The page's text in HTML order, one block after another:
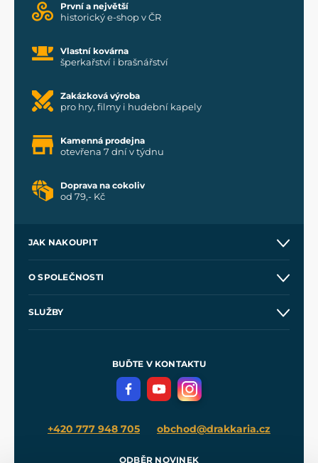
První a největší
historický e-shop v ČR
Vlastní kovárna
šperkařství i brašnářství
Zakázková výroba
pro hry, filmy i hudební kapely
Kamenná prodejna
otevřena 7 dní v týdnu
Doprava na cokoliv
od 79,- Kč
JAK NAKOUPIT
Velkoobchod
O SPOLEČNOSTI
SLUŽBY
Meče pro Kingdom Come
BUĎTE V KONTAKTU
+420 777 948 705 obchod@drakkaria.cz
ODBĚR NOVINEK